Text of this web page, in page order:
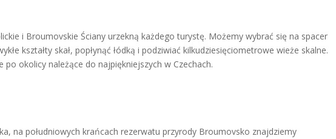
i Broumovskie Ściany urzekną każdego turystę. Możemy wybrać się na spacer
kształty skał, popłynąć łódką i podziwiać kilkudziesięciometrowe wieże skalne.
okolicy należące do najpiękniejszych w Czechach.
na południowych krańcach rezerwatu przyrody Broumovsko znajdziemy